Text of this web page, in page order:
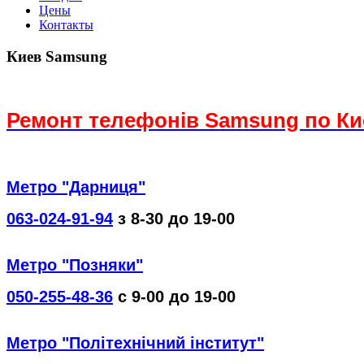
Цены
Контакты
Киев Samsung
Ремонт телефонів Samsung по
Метро "Дарниця"
063-024-91-94 з 8-30 до 19-00
Метро "Позняки"
050-255-48-36 с 9-00 до 19-00
Метро "Політехнічний інститут"